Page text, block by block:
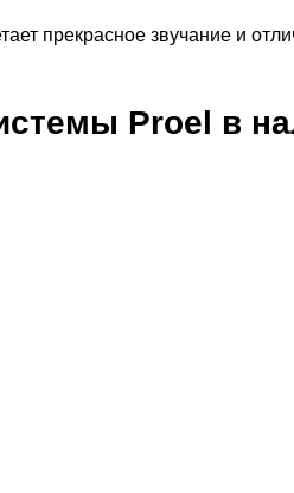
прекрасное звучание и
Proel в